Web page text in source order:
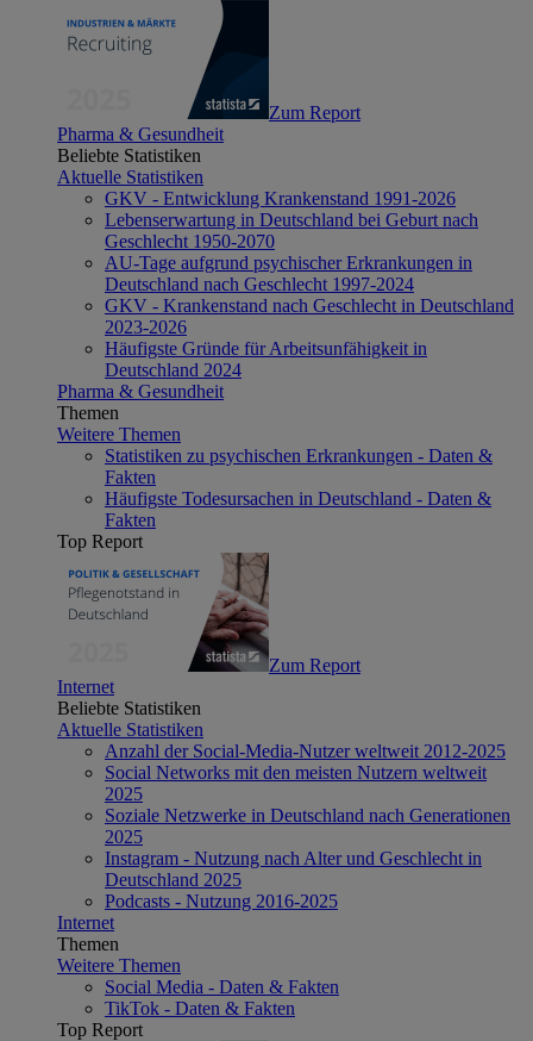
Zum Report
Pharma & Gesundheit
Beliebte Statistiken
Aktuelle Statistiken
GKV - Entwicklung Krankenstand 1991-2026
Lebenserwartung in Deutschland bei Geburt nach
Geschlecht 1950-2070
AU-Tage aufgrund psychischer Erkrankungen in
Deutschland nach Geschlecht 1997-2024
GKV - Krankenstand nach Geschlecht in Deutschland
2023-2026
Häufigste Gründe für Arbeitsunfähigkeit in
Deutschland 2024
Pharma & Gesundheit
Themen
Weitere Themen
Statistiken zu psychischen Erkrankungen - Daten &
Fakten
Häufigste Todesursachen in Deutschland - Daten &
Fakten
Top Report
Zum Report
Internet
Beliebte Statistiken
Aktuelle Statistiken
Anzahl der Social-Media-Nutzer weltweit 2012-2025
Social Networks mit den meisten Nutzern weltweit
2025
Soziale Netzwerke in Deutschland nach Generationen
2025
Instagram - Nutzung nach Alter und Geschlecht in
Deutschland 2025
Podcasts - Nutzung 2016-2025
Internet
Themen
Weitere Themen
Social Media - Daten & Fakten
TikTok - Daten & Fakten
Top Report